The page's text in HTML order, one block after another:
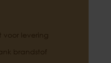
voor levering
brandstof